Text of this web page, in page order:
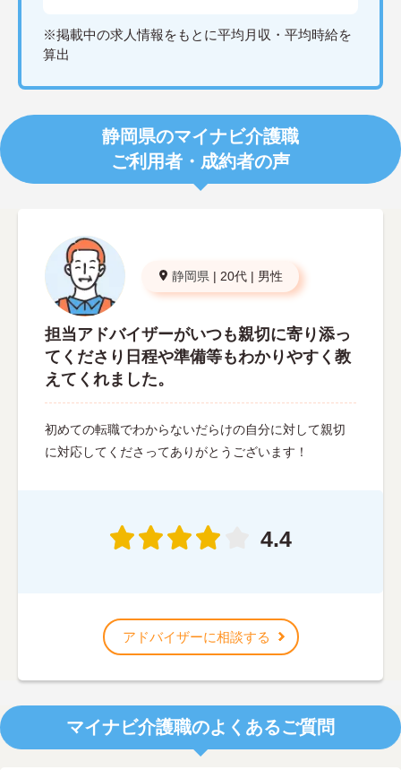
※掲載中の求人情報をもとに平均月収・平均時給を
算出
静岡県のマイナビ介護職
ご利用者・成約者の声
静岡県 | 20代 | 男性
担当アドバイザーがいつも親切に寄り添っ
てくださり日程や準備等もわかりやすく教
えてくれました。
初めての転職でわからないだらけの自分に対して親切
に対応してくださってありがとうございます！
4.4
アドバイザーに相談する
マイナビ介護職のよくあるご質問